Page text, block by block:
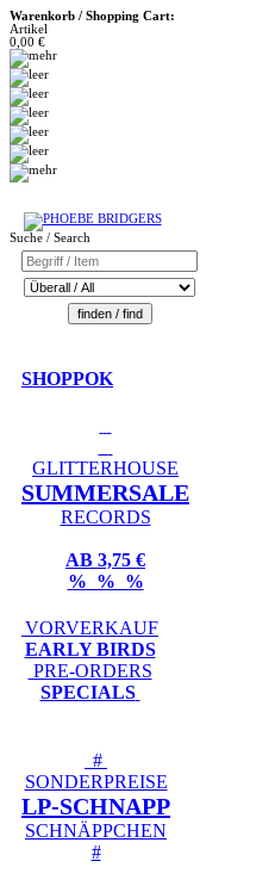
Warenkorb / Shopping Cart:
Artikel
0,00 €
Suche / Search
SHOPPOK
GLITTERHOUSE
SUMMERSALE
RECORDS
AB 3,75 €
% % %
VORVERKAUF
EARLY BIRDS
PRE-ORDERS
SPECIALS
#
SONDERPREISE
LP-SCHNAPP
SCHNÄPPCHEN
#